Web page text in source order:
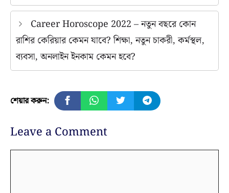
Career Horoscope 2022 – নতুন বছরে কোন
রাশির কেরিয়ার কেমন যাবে? শিক্ষা, নতুন চাকরী, কর্মস্থল,
ব্যবসা, অনলাইন ইনকাম কেমন হবে?
শেয়ার করুন:
Leave a Comment